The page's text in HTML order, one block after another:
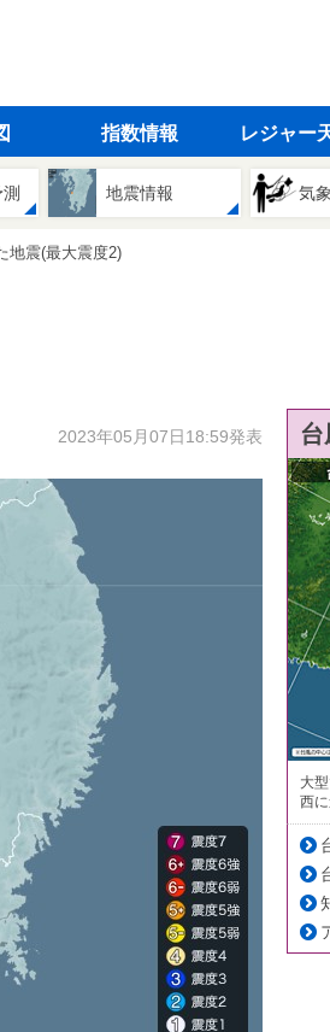
指数情報 レジャー
地震情報 気
地震(最大震度2)
2023年05月07日18:59発表
大
西